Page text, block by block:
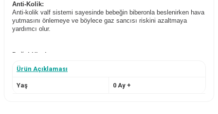
Anti-Kolik:
Anti-kolik valf sistemi sayesinde bebeğin biberonla beslenirken hava
yutmasını önlemeye ve böylece gaz sancısı riskini azaltmaya
yardımcı olur.
Doğal Hissi:
emme hissi vermek için tasarlanmıştır.
Ürün Açıklaması
Yaş 0 Ay +